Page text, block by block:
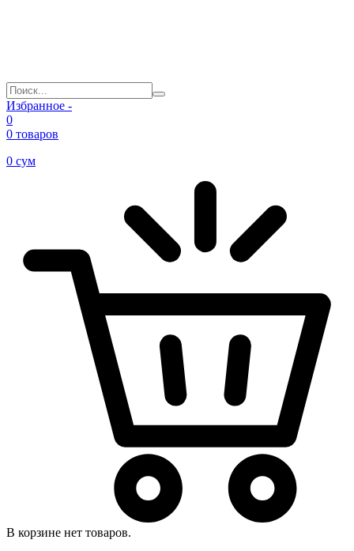
Избранное -
0
0 товаров
0 сум
В корзине нет товаров.